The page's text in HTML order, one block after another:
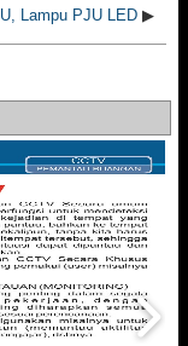
Lampu PJU LED ▶